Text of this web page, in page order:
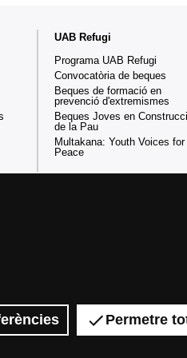
Permetre
UAB Refugi
Programa UAB Refugi
Convocatòria de beques
Beques de formació en
prevenció d'extremismes
Beques Joves en
de la Pau
Multakana: Youth Voices for
Peace
web
el contribuir a la construcció
integració de col·lectius en risc
2026 Universitat Autònoma de